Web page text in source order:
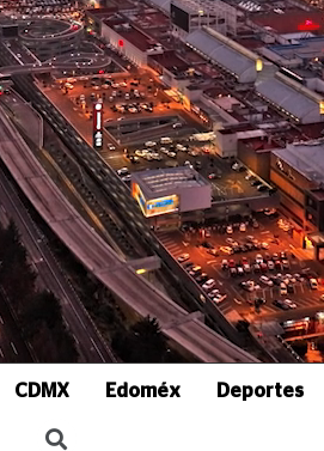
CDMX Edoméx Deportes